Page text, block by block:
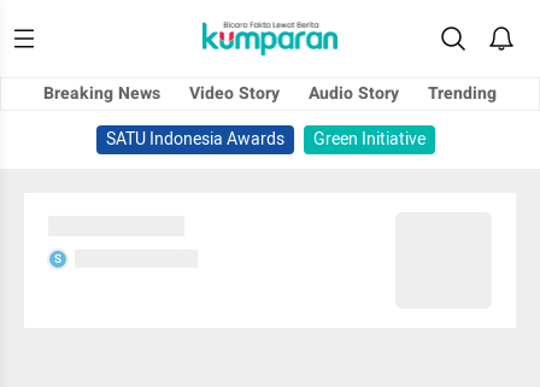
Breaking News Video Story Audio Story
Trending
SATU Indonesia Awards
Green Initiative
S